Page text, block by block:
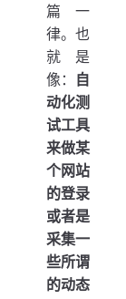
篇一
律。也
就是
像： 自
动化测
试工具
来做某
个网站
的登录
或者是
采集一
些所谓
的动态